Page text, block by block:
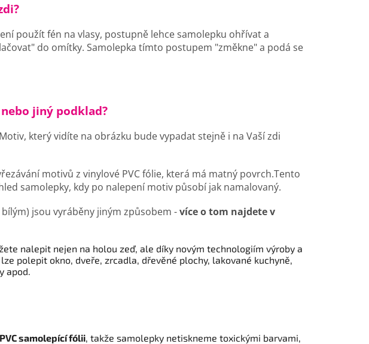
použít fén na vlasy, postupně lehce samolepku ohřívat a
do omítky. Samolepka tímto postupem "změkne" a podá se
jiný podklad?
který vidíte na obrázku bude vypadat stejně i na Vaší zdi
motivů z vinylové PVC fólie, která má matný povrch.Tento
samolepky, kdy po nalepení motiv působí jak namalovaný.
jsou vyráběny jiným způsobem -více o tom najdete v
nalepit nejen na holou zeď, ale díky novým technologiím výroby a
polepit okno, dveře, zrcadla, dřevěné plochy, lakované kuchyně,
apod.
PVC samolepící fólii, takže samolepky netiskneme toxickými barvami,